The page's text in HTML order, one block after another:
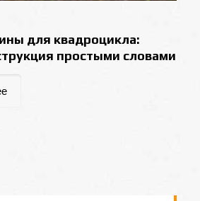
для квадроцикла:
простыми словами